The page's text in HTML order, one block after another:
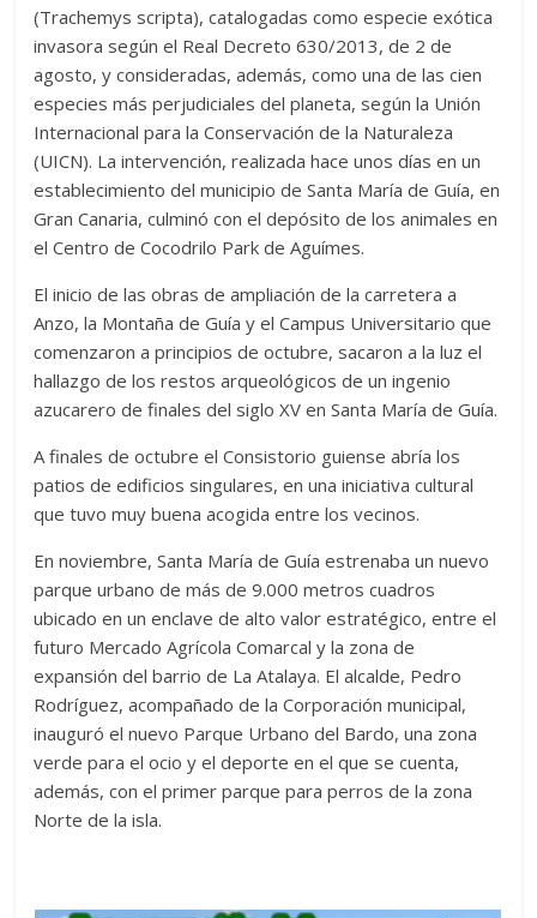
(Trachemys scripta), catalogadas como especie exótica
invasora según el Real Decreto 630/2013, de 2 de
agosto, y consideradas, además, como una de las cien
especies más perjudiciales del planeta, según la Unión
Internacional para la Conservación de la Naturaleza
(UICN). La intervención, realizada hace unos días en un
establecimiento del municipio de Santa María de Guía, en
Gran Canaria, culminó con el depósito de los animales en
el Centro de Cocodrilo Park de Aguímes.
El inicio de las obras de ampliación de la carretera a
Anzo, la Montaña de Guía y el Campus Universitario que
comenzaron a principios de octubre, sacaron a la luz el
hallazgo de los restos arqueológicos de un ingenio
azucarero de finales del siglo XV en Santa María de Guía.
A finales de octubre el Consistorio guiense abría los
patios de edificios singulares, en una iniciativa cultural
que tuvo muy buena acogida entre los vecinos.
En noviembre, Santa María de Guía estrenaba un nuevo
parque urbano de más de 9.000 metros cuadros
ubicado en un enclave de alto valor estratégico, entre el
futuro Mercado Agrícola Comarcal y la zona de
expansión del barrio de La Atalaya. El alcalde, Pedro
Rodríguez, acompañado de la Corporación municipal,
inauguró el nuevo Parque Urbano del Bardo, una zona
verde para el ocio y el deporte en el que se cuenta,
además, con el primer parque para perros de la zona
Norte de la isla.